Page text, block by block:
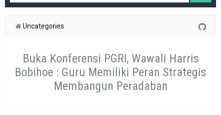
Uncategories
Buka Konferensi PGRI, Wawali Harris
Bobihoe : Guru Memiliki Peran Strategis
Membangun Peradaban